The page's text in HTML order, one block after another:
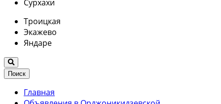
Сурхахи
Троицкая
Экажево
Яндаре
Поиск
Главная